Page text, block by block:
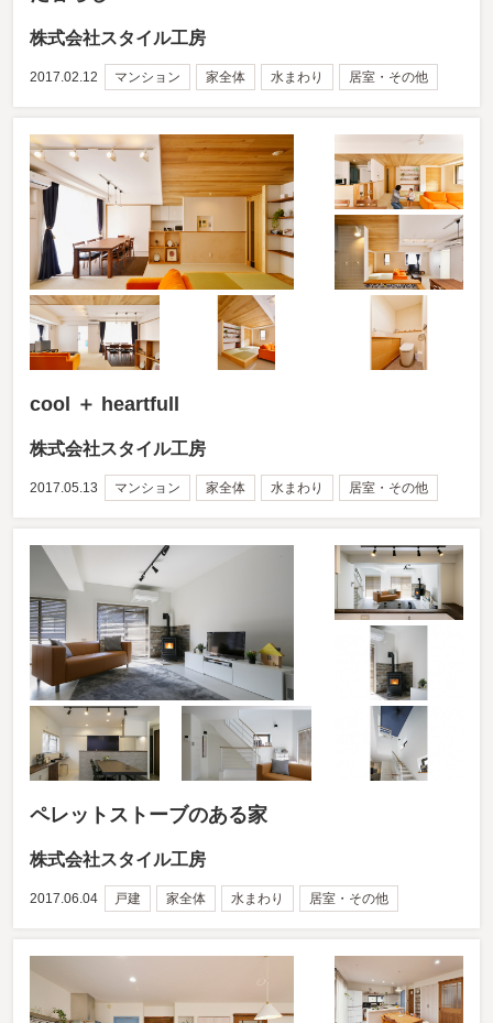
株式会社スタイル工房
2017.02.12 マンション 家全体 水まわり 居室・その他
cool ＋ heartfull
株式会社スタイル工房
2017.05.13 マンション 家全体 水まわり 居室・その他
ペレットストーブのある家
株式会社スタイル工房
2017.06.04 戸建 家全体 水まわり 居室・その他